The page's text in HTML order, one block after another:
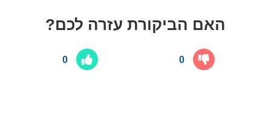
האם הביקורת עזרה לכם?
0 0